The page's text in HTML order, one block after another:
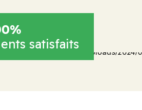
satisfaits